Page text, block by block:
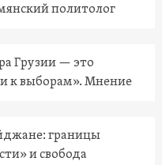
политолог
Грузии — это
к выборам». Мнение
границы
и свобода